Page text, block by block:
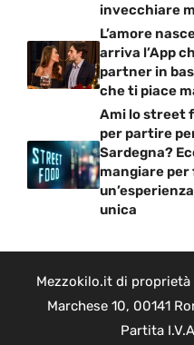
invecchiare
L’amore
arriva l’App
partner in
che ti piace
Ami lo street
per partire
Sardegna?
mangiare per
unica
Mezzokilo.it di proprietà
Marchese 10, 00141
Partita